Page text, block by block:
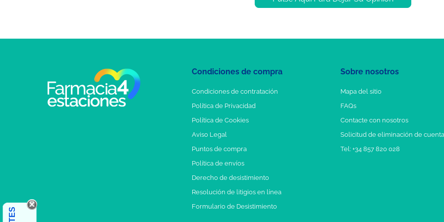
Condiciones de compra
Condiciones de contratación
Política de Privacidad
Política de Cookies
Aviso Legal
Puntos de compra
Política de envíos
Derecho de desistimiento
Resolución de litigios en línea
Formulario de Desistimiento
Sobre nosotros
Mapa del sitio
FAQs
Contacte con nosotros
Solicitud de eliminación de cuenta
Tel: +34 857 820 028